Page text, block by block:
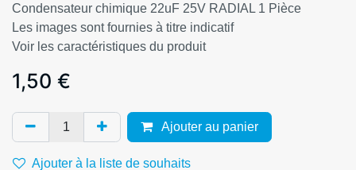
Condensateur chimique 22uF 25V RADIAL 1 Pièce
Les images sont fournies à titre indicatif
Voir les caractéristiques du produit
1,50 €
Ajouter au panier
Ajouter à la liste de souhaits